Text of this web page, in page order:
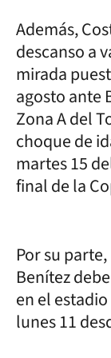
Además,
descanso a
mirada
agosto ante
Zona A del
choque de
martes 15
final de la
Por su
Benítez
en el
lunes 11